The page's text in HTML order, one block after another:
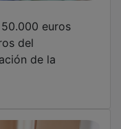
euros
del
de la